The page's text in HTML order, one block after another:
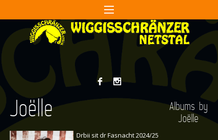
Joëlle
Drbii sit dr Fasnacht 2024/25
Albums by
Joëlle